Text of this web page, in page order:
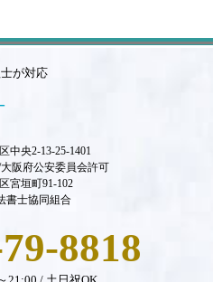
が対応
中央2-13-25-1401
大阪府公安委員会許可
宮垣町91-102
書士協同組合
8818